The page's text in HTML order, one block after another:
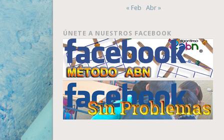
« Feb Abr »
ÚNETE A NUESTROS FACEBOOK